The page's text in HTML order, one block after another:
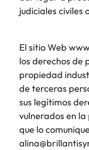
judiciales civiles
El sitio Web
los derechos de
propiedad
de terceras
sus legítimos
vulnerados en
que lo